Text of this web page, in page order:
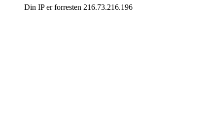
Din IP er forresten 216.73.216.196